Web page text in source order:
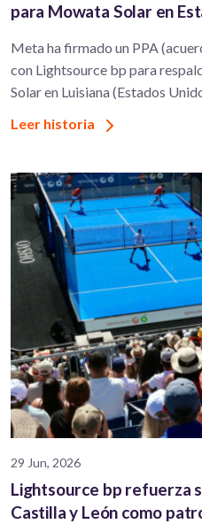
para Mowata Solar en
Meta ha firmado un PPA
con Lightsource bp para
Solar en Luisiana (Estados
Leer historia
29 Jun, 2026
Lightsource bp refuerza
Castilla y León como